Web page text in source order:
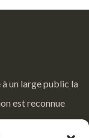
un large public la
est reconnue